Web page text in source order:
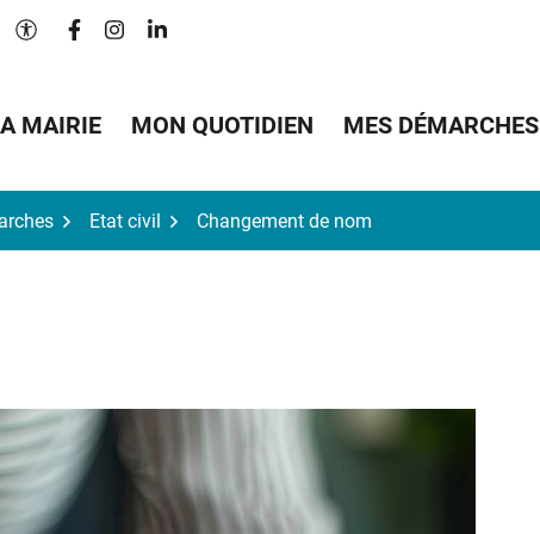
Paramètres d'accessibilité
Lien vers le compte Facebook
Lien vers le compte Instagram
Lien vers le compte Linkedin
MAIRIE MON QUOTIDIEN MES DÉMARCHES
Etat civil Changement de nom